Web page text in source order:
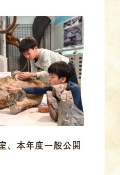
、本年度一般公開